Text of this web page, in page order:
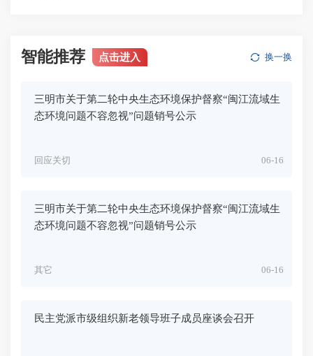
智能推荐 点击进入 换一换
三明市关于第二轮中央生态环境保护督察“闽江流域生
态环境问题不容忽视”问题销号公示
06-16
回应关切
三明市关于第二轮中央生态环境保护督察“闽江流域生
态环境问题不容忽视”问题销号公示
06-16
其它
民主党派市级组织新老领导班子成员座谈会召开